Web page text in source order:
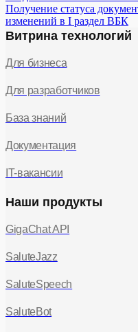
Получение статуса
изменений в I раздел ВБК
Витрина технологий
Для бизнеса
Для разработчиков
База знаний
Документация
IT-вакансии
Наши продукты
GigaChat API
SaluteJazz
SaluteSpeech
SaluteBot